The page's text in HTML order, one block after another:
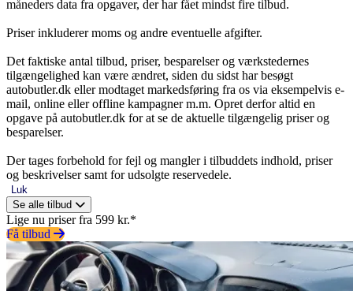
måneders data fra opgaver, der har fået mindst fire tilbud.
Priser inkluderer moms og andre eventuelle afgifter.
Det faktiske antal tilbud, priser, besparelser og værkstedernes
tilgængelighed kan være ændret, siden du sidst har besøgt
autobutler.dk eller modtaget markedsføring fra os via eksempelvis e-
mail, online eller offline kampagner m.m. Opret derfor altid en
opgave på autobutler.dk for at se de aktuelle tilgængelig priser og
besparelser.
Der tages forbehold for fejl og mangler i tilbuddets indhold, priser
og beskrivelser samt for udsolgte reservedele.
Luk
Se alle tilbud
Lige nu priser fra 599 kr.*
Få tilbud